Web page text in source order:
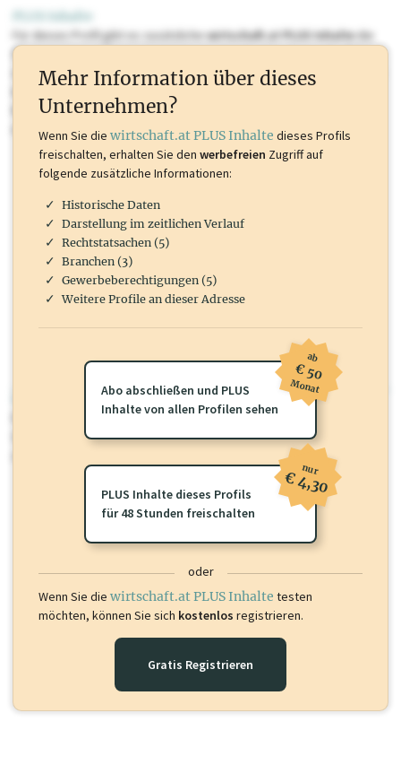
PLUS Inhalte
Für dieses Profil gibt es zusätzlichewirtschaft.at PLUS Inhaltedie
Sie momentan nicht einsehen können. Schalten Sie dieses Profil frei
oder loggen Sie sich ein um diese Inhalte zu sehen. wirtschaft.at PLUS
Marken, Patente, Rechtstatsachen, OTS-Aussendungen, und viele
mehr.
wirtschaft.at PLUS
Für dieses Profil gibt es zusätzlichewirtschaft.at PLUS Inhalte
Sie momentan nicht einsehen können. Schalten Sie dieses Profil frei
oder loggen Sie sich ein um diese Inhalte zu sehen.
Mehr Information über dieses
Unternehmen?
Wenn Sie die wirtschaft.at PLUS Inhalte dieses Profils
freischalten, erhalten Sie den werbefreien Zugriff auf
folgende zusätzliche Informationen:
Historische Daten
Darstellung im zeitlichen Verlauf
Rechtstatsachen (5)
Branchen (3)
Gewerbeberechtigungen (5)
Weitere Profile an dieser Adresse
Abo abschließen und PLUS
Inhalte von allen Profilen sehen
ab
€ 50
Monat
PLUS Inhalte dieses Profils
für 48 Stunden freischalten
nur
€ 4,30
oder
Wenn Sie die wirtschaft.at PLUS Inhalte testen
möchten, können Sie sich kostenlos registrieren.
Gratis Registrieren